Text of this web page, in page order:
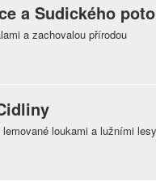
a Sudického
a zachovalou přírodou
loukami a lužními